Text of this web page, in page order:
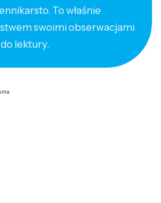
To właśnie
swoimi obserwacjami
lektury.